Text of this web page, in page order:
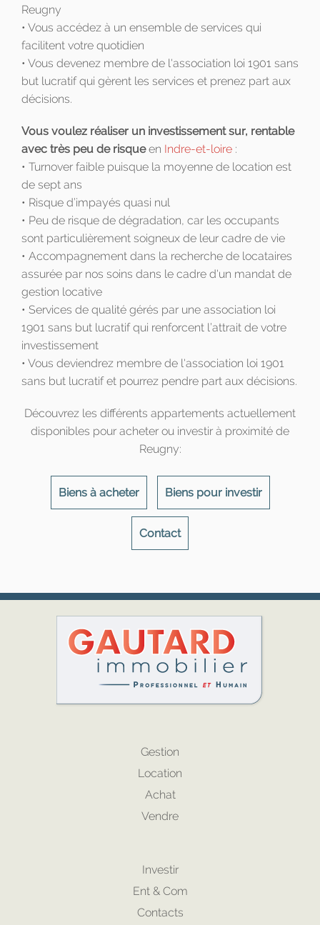
Reugny
• Vous accédez à un ensemble de services qui
facilitent votre quotidien
• Vous devenez membre de l'association loi 1901 sans
but lucratif qui gèrent les services et prenez part aux
décisions.
Vous voulez réaliser un investissement sur, rentable
avec très peu de risqueen Indre-et-loire :
• Turnover faible puisque la moyenne de location est
de sept ans
• Risque d’impayés quasi nul
• Peu de risque de dégradation, car les occupants
sont particulièrement soigneux de leur cadre de vie
• Accompagnement dans la recherche de locataires
assurée par nos soins dans le cadre d'un mandat de
gestion locative
• Services de qualité gérés par une association loi
1901 sans but lucratif qui renforcent l’attrait de votre
investissement
• Vous deviendrez membre de l'association loi 1901
sans but lucratif et pourrez pendre part aux décisions.
Découvrez les différents appartements actuellement
disponibles pour acheter ou investir à proximité de
Reugny:
Biens à acheter Biens pour investir
Contact
Gestion
Location
Achat
Vendre
Investir
Ent & Com
Contacts